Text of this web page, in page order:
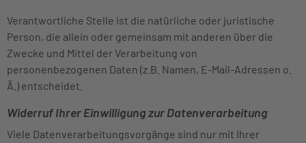
Verantwortliche Stelle ist die natürliche oder juristische
Person, die allein oder gemeinsam mit anderen über die
Zwecke und Mittel der Verarbeitung von
personenbezogenen Daten (z.B. Namen, E-Mail-Adressen o.
Ä.) entscheidet.
Widerruf Ihrer Einwilligung zur Datenverarbeitung
Viele Datenverarbeitungsvorgänge sind nur mit Ihrer